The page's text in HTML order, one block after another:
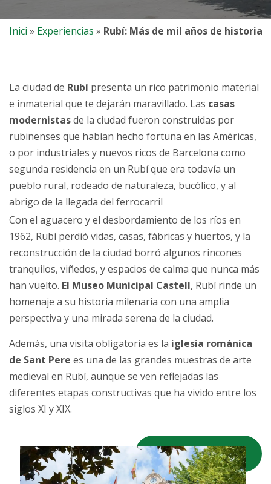
Inici » Experiencias » Rubí: Más de mil años de historia
La ciudad de Rubí presenta un rico patrimonio material
e inmaterial que te dejarán maravillado. Las casas
modernistasde la ciudad fueron construidas por
rubinenses que habían hecho fortuna en las Américas,
o por industriales y nuevos ricos de Barcelona como
segunda residencia en un Rubí que era todavía un
pueblo rural, rodeado de naturaleza, bucólico, y al
abrigo de la llegada del ferrocarril
Con el aguacero y el desbordamiento de los ríos en
1962, Rubí perdió vidas, casas, fábricas y huertos, y la
reconstrucción de la ciudad borró algunos rincones
tranquilos, viñedos, y espacios de calma que nunca más
han vuelto. El Museo Municipal Castell, Rubí rinde un
homenaje a su historia milenaria con una amplia
perspectiva y una mirada serena de la ciudad.
Además, una visita obligatoria es la iglesia románica
de Sant Pere es una de las grandes muestras de arte
medieval en Rubí, aunque se ven reflejadas las
diferentes etapas constructivas que ha vivido entre los
siglos XI y XIX.